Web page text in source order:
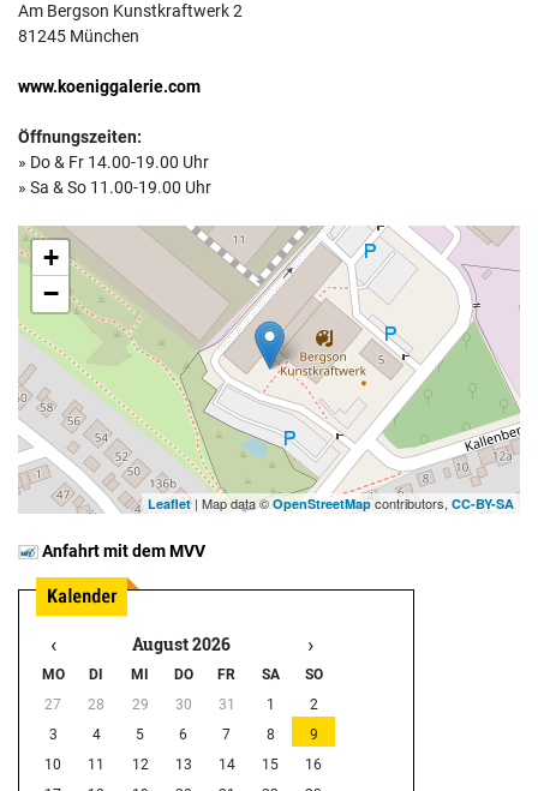
Am Bergson Kunstkraftwerk 2
81245 München
www.koeniggalerie.com
Öffnungszeiten:
» Do & Fr 14.00-19.00 Uhr
» Sa & So 11.00-19.00 Uhr
+
−
Leaflet| Map data © OpenStreetMapcontributors, CC-BY-SA
Anfahrt mit dem MVV
‹ August 2026 ›
MO DI MI DO FR SA
SO
27
28 29 30 31 1
2
3
4 5 6 7 8
9
10
11 12 13 14 15
16